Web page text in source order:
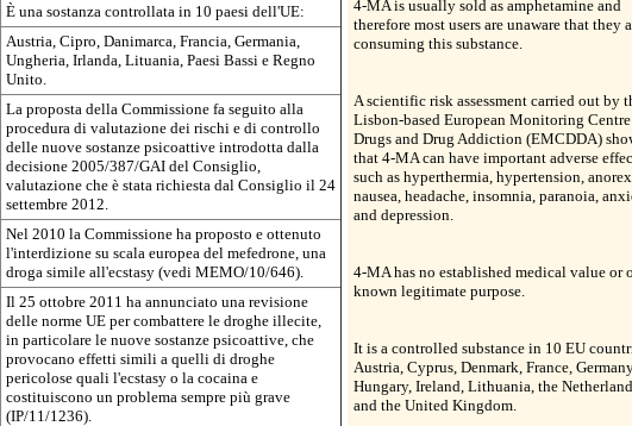
È una sostanza controllata in 10 paesi dell'UE:
Austria, Cipro, Danimarca, Francia, Germania,
Ungheria, Irlanda, Lituania, Paesi Bassi e Regno
Unito.
La proposta della Commissione fa seguito alla
procedura di valutazione dei rischi e di controllo
delle nuove sostanze psicoattive introdotta dalla
decisione 2005/387/GAI del Consiglio,
valutazione che è stata richiesta dal Consiglio il 24
settembre 2012.
Nel 2010 la Commissione ha proposto e ottenuto
l'interdizione su scala europea del mefedrone, una
droga simile all'ecstasy (vedi MEMO/10/646).
Il 25 ottobre 2011 ha annunciato una revisione
delle norme UE per combattere le droghe illecite,
in particolare le nuove sostanze psicoattive, che
provocano effetti simili a quelli di droghe
pericolose quali l'ecstasy o la cocaina e
costituiscono un problema sempre più grave
(IP/11/1236).
4-MA is usually sold as amphetamine and
therefore most users are unaware that they
consuming this substance.
A scientific risk assessment carried out by
Lisbon-based European Monitoring
Drugs and Drug Addiction (EMCDDA)
that 4-MA can have important adverse
such as hyperthermia, hypertension,
nausea, headache, insomnia, paranoia,
and depression.
4-MA has no established medical value or
known legitimate purpose.
It is a controlled substance in 10 EU
Austria, Cyprus, Denmark, France,
Hungary, Ireland, Lithuania, the
and the United Kingdom.